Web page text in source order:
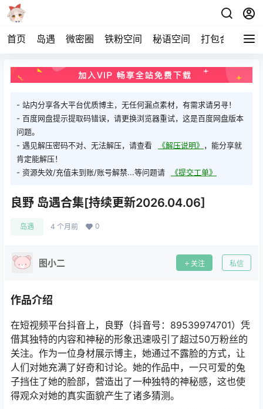
首页 岛遇 微密圈 铁粉空间 秘语空间 打包合集 关
- 站内分享各大平台优质博主，无任何漏点素材，有需求请另寻！
- 百度网盘提示提取码错误，请更换浏览器重试，这是百度网盘版本
问题。
- 遇见解压密码不对、无法解压，请查看
《解压说明》 ，能分享就
肯定能解压！
- 资源失效/充值未到账/账号解禁...等问题请
《提交工单》
良野 岛遇合集[持续更新2026.04.06]
岛遇 4 个月前 0
图小二 关注 私信
作品介绍
在短视频平台抖音上，良野（抖音号：89539974701）凭
借其独特的内容和神秘的形象迅速吸引了超过50万粉丝的
关注。作为一位身材展示博主，她通过不露脸的方式，让
人们对她充满了好奇和讨论。她的作品中，一只可爱的兔
子挡住了她的脸部，营造出了一种独特的神秘感，这也使
得观众对她的真实面貌产生了诸多猜测。